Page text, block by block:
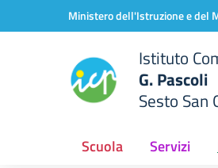
Vai ai contenuti
Vai al menu di navigazioneMinistero dell'Istruzione e del
Istituto
G. Pascoli
Sesto San
Scuola Servizi